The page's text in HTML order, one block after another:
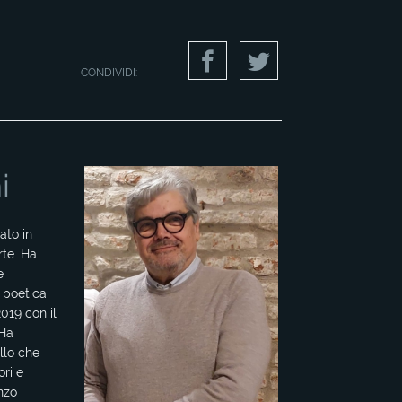
CONDIVIDI:
in
Ha
poetica
con il
che
e